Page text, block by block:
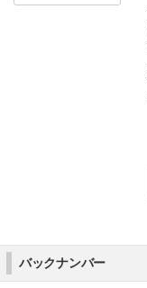
バックナンバー